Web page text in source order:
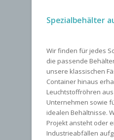
Spezialbehälter
Wir finden für jedes
die passende
unsere klassischen
Container hinaus
Leuchtstoffröhren
Unternehmen sowie
idealen Behältnisse.
Projekt ansteht oder
Industrieabfällen